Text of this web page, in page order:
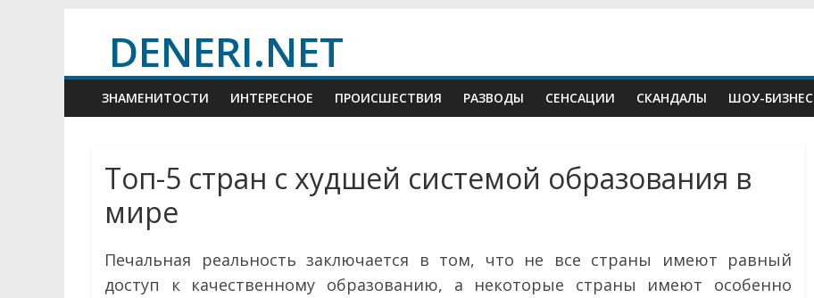
contentDENERI.NET
ЗНАМЕНИТОСТИ ИНТЕРЕСНОЕ ПРОИСШЕСТВИЯ РАЗВОДЫ СЕНСАЦИИ СКАНДАЛЫ ШОУ-БИЗНЕС
Топ-5 стран с худшей системой образования в
мире
Печальная реальность заключается в том, что не все страны имеют равный
доступ к качественному образованию, а некоторые страны имеют особенно